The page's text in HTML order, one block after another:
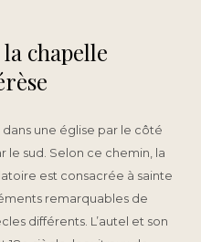
chapelle
une église par le côté
le sud. Selon ce chemin, la
est consacrée à sainte
remarquables de
différents. L’autel et son